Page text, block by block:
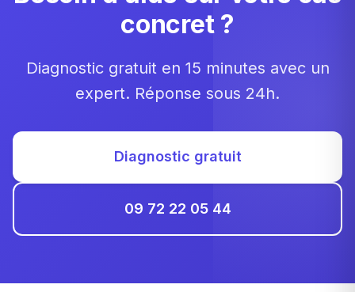
concret ?
Diagnostic gratuit en 15 minutes avec un
expert. Réponse sous 24h.
Diagnostic gratuit
09 72 22 05 44